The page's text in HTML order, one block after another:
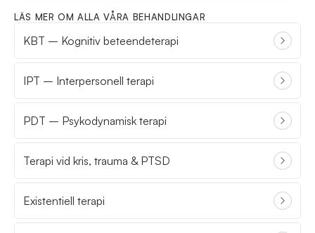
LÄS MER OM ALLA VÅRA BEHANDLINGAR
KBT – Kognitiv beteendeterapi
IPT – Interpersonell terapi
PDT – Psykodynamisk terapi
Terapi vid kris, trauma & PTSD
Existentiell terapi